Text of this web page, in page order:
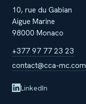
10, rue du Gabian
Aigue Marine
98000 Monaco
+377 97 77 23 23
contact@cca-mc.com
LinkedIn